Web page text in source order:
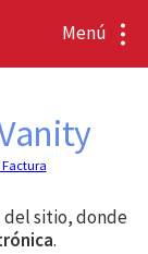
Menú
sitio, donde
.